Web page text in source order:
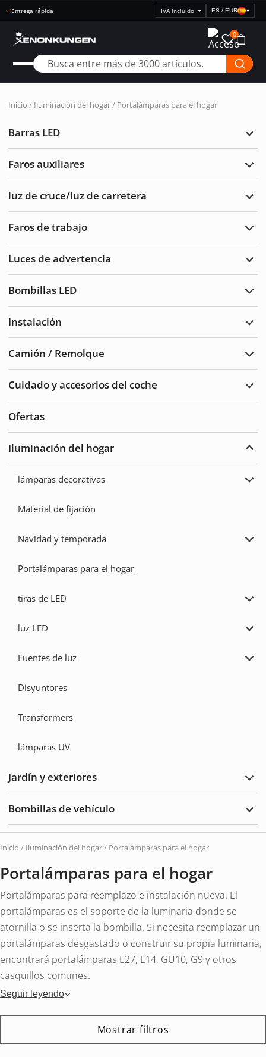
Servicio de atención al cliente 0300-308 60
Seleccionar
visualización
precios
ES / EUR ▾
0
Inicio / Iluminación del hogar/ Portalámparas para el hogar
Barras LED
Faros auxiliares
luz de cruce/luz de carretera
Faros de trabajo
Luces de advertencia
Bombillas LED
Instalación
Camión / Remolque
Cuidado y accesorios del coche
Ofertas
Iluminación del hogar
lámparas decorativas
Material de fijación
Navidad y temporada
Portalámparas para el hogar
tiras de LED
LED
luz LED
Fuentes de luz
Disyuntores
Transformers
lámparas UV
Jardín y exteriores
Bombillas de vehículo
de
Inicio / Iluminación del hogar/ Portalámparas para el hogar
Portalámparas para el hogar
Portalámparas para reemplazo e instalación nueva. El
portalámparas es el soporte de la luminaria donde se
atornilla o se inserta la bombilla. Si necesita reemplazar un
portalámparas desgastado o construir su propia luminaria,
encontrará portalámparas E27, E14, GU10, G9 y otros
casquillos comunes.
Seguir leyendo
Mostrar filtros